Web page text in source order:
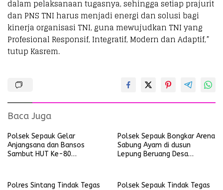
dalam pelaksanaan tugasnya, sehingga setiap prajurit
dan PNS TNI harus menjadi energi dan solusi bagi
kinerja organisasi TNI, guna mewujudkan TNI yang
Profesional Responsif, Integratif, Modern dan Adaptif,”
tutup Kasrem.
Baca Juga
Polsek Sepauk Gelar
Anjangsana dan Bansos
Sambut HUT Ke-80
Polsek Sepauk Bongkar Arena
Sabung Ayam di dusun
Lepung Beruang Desa
Polres Sintang Tindak Tegas Polsek Sepauk Tindak Tegas